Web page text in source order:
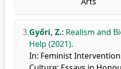
3.Győri, Z.: Realism and
Help (2021).
In: Feminist